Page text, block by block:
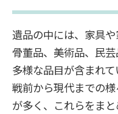
遺品の中には、家具や
骨董品、美術品、民芸
多様な品目が含まれて
戦前から現代までの
が多く、これらをま